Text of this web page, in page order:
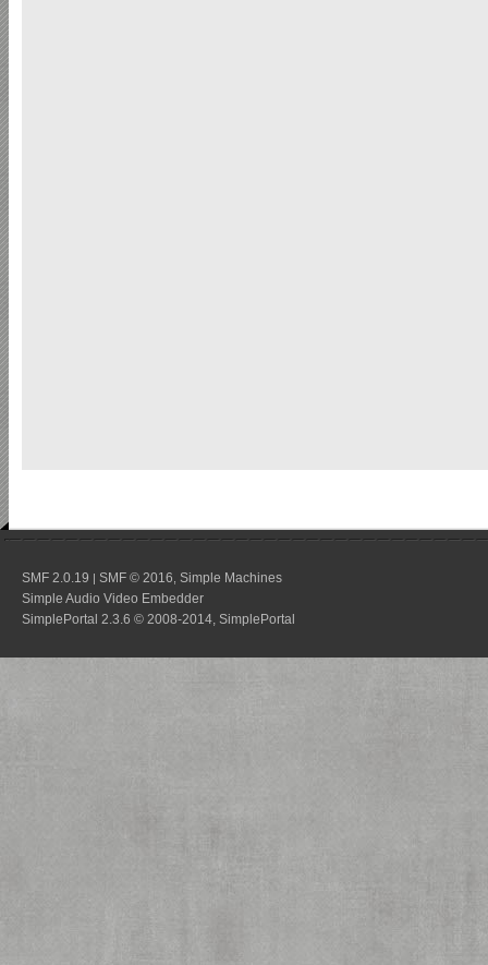
SMF 2.0.19 | SMF © 2016 Simple Machines
Simple Audio Video Embedder
SimplePortal 2.3.6 © 2008-2014, SimplePortal